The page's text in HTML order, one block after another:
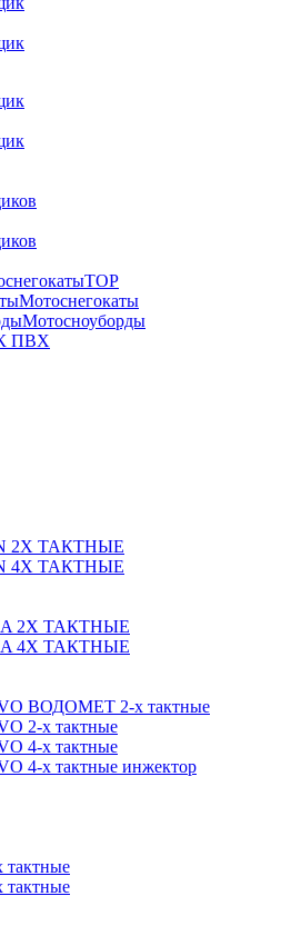
TOP
Мотоснегокаты
Мотосноуборды
ПВХ
2Х ТАКТНЫЕ
4Х ТАКТНЫЕ
2Х ТАКТНЫЕ
4Х ТАКТНЫЕ
ВОДОМЕТ 2-х тактные
2-х тактные
4-х тактные
4-х тактные инжектор
тактные
тактные